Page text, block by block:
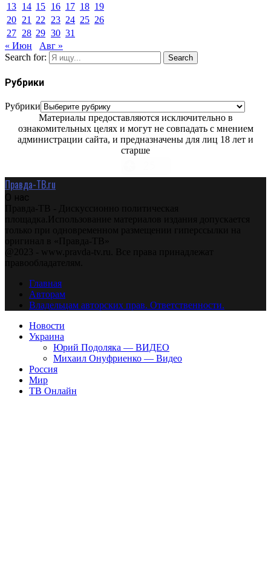
13 14 15 16 17 18 19
20 21 22 23 24 25 26
27 28 29 30 31
« Июн
Авг »
Search for:
Search
Рубрики
Рубрики
Материалы предоставляются исключительно в
ознакомительных целях и могут не совпадать с мнением
администрации сайта, и предназначены для лиц 18 лет и
старше
Правда-ТВ.ru
О нас
Правда-ТВ - Дискуссионно политическая
площадка.Использование материалов издания допускается
только при одновременном размещении гиперссылки на
оригинал в «Правда-ТВ»
@2023 - www.pravda-tv.ru. Все права принадлежат
правообладателям.
Главная
Авторам
Владельцам авторских прав. Ответственности.
Новости
Украина
Юрий Подоляка — ВИДЕО
Михаил Онуфриенко — Видео
Россия
Мир
ТВ Онлайн